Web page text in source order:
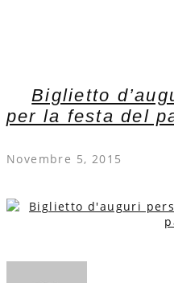
Biglietto
per la festa del
Novembre 5, 2015